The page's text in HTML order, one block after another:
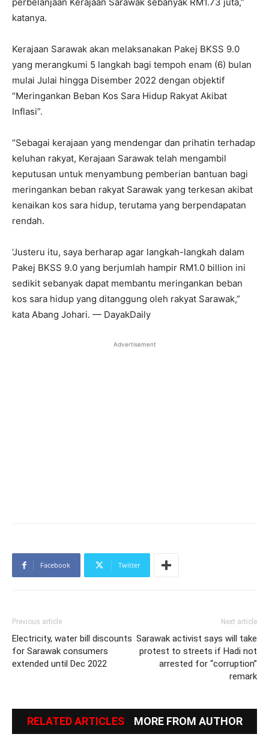
perbelanjaan Kerajaan Sarawak sebanyak RM1.73 juta,”
katanya.
Kerajaan Sarawak akan melaksanakan Pakej BKSS 9.0
yang merangkumi 5 langkah bagi tempoh enam (6) bulan
mulai Julai hingga Disember 2022 dengan objektif
“Meringankan Beban Kos Sara Hidup Rakyat Akibat
Inflasi”.
“Sebagai kerajaan yang mendengar dan prihatin terhadap
keluhan rakyat, Kerajaan Sarawak telah mengambil
keputusan untuk menyambung pemberian bantuan bagi
meringankan beban rakyat Sarawak yang terkesan akibat
kenaikan kos sara hidup, terutama yang berpendapatan
rendah.
‘Justeru itu, saya berharap agar langkah-langkah dalam
Pakej BKSS 9.0 yang berjumlah hampir RM1.0 billion ini
sedikit sebanyak dapat membantu meringankan beban
kos sara hidup yang ditanggung oleh rakyat Sarawak,”
kata Abang Johari. — DayakDaily
Advertisement
Facebook Twitter
Previous article
Electricity, water bill discounts
for Sarawak consumers
extended until Dec 2022
Next article
Sarawak activist says will take
protest to streets if Hadi not
arrested for “corruption”
remark
RELATED ARTICLES MORE FROM AUTHOR